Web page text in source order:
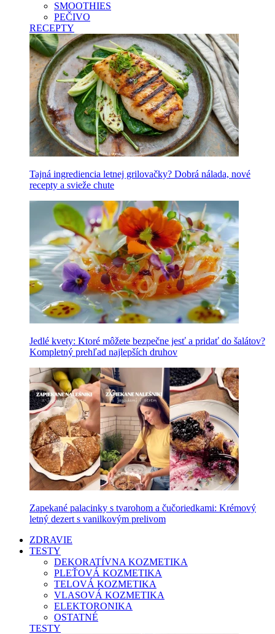
SMOOTHIES
PEČIVO
RECEPTY
Tajná ingrediencia letnej grilovačky? Dobrá nálada, nové
recepty a svieže chute
Jedlé kvety: Ktoré môžete bezpečne jesť a pridať do šalátov?
Kompletný prehľad najlepších druhov
Zapekané palacinky s tvarohom a čučoriedkami: Krémový
letný dezert s vanilkovým prelivom
ZDRAVIE
TESTY
DEKORATÍVNA KOZMETIKA
PLEŤOVÁ KOZMETIKA
TELOVÁ KOZMETIKA
VLASOVÁ KOZMETIKA
ELEKTORONIKA
OSTATNÉ
TESTY